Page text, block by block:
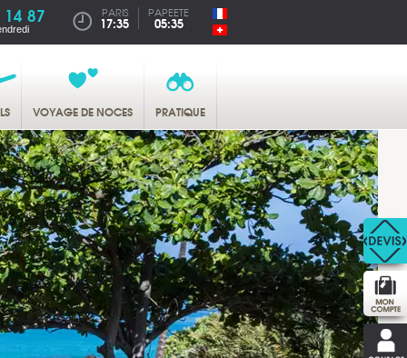
87 PARIS
17:35
PAPEETE
05:35
VOYAGE DE NOCES PRATIQUE